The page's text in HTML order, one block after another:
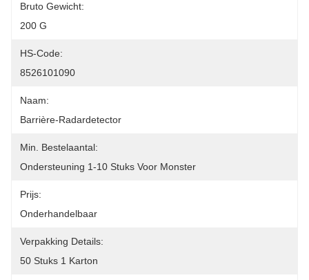
Bruto Gewicht:
200 G
HS-Code:
8526101090
Naam:
Barrière-Radardetector
Min. Bestelaantal:
Ondersteuning 1-10 Stuks Voor Monster
Prijs:
Onderhandelbaar
Verpakking Details:
50 Stuks 1 Karton